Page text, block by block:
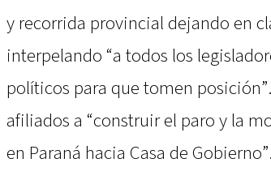
y recorrida provincial dejando en
interpelando “a todos los
políticos para que tomen
afiliados a “construir el paro y la
en Paraná hacia Casa de Gobierno”.